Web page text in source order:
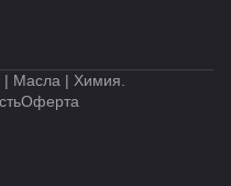
| Масла | Химия.
Оферта